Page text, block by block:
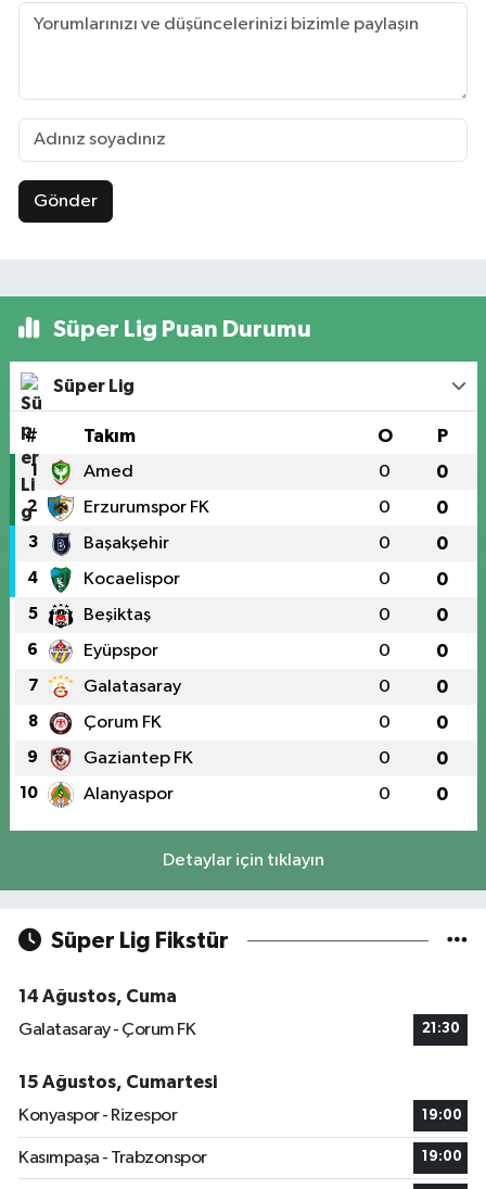
Gönder
Süper Lig Puan Durumu
Süper Lig
# Takım O P
1 Amed 0 0
2 Erzurumspor FK 0 0
3 Başakşehir 0 0
4 Kocaelispor 0 0
5 Beşiktaş 0 0
6 Eyüpspor 0 0
7 Galatasaray 0 0
8 Çorum FK 0 0
9 Gaziantep FK 0 0
10 Alanyaspor 0 0
Detaylar için tıklayın
Süper Lig Fikstür
14 Ağustos, Cuma
Galatasaray - Çorum FK
21:30
15 Ağustos, Cumartesi
Konyaspor - Rizespor
19:00
Kasımpaşa - Trabzonspor 19:00